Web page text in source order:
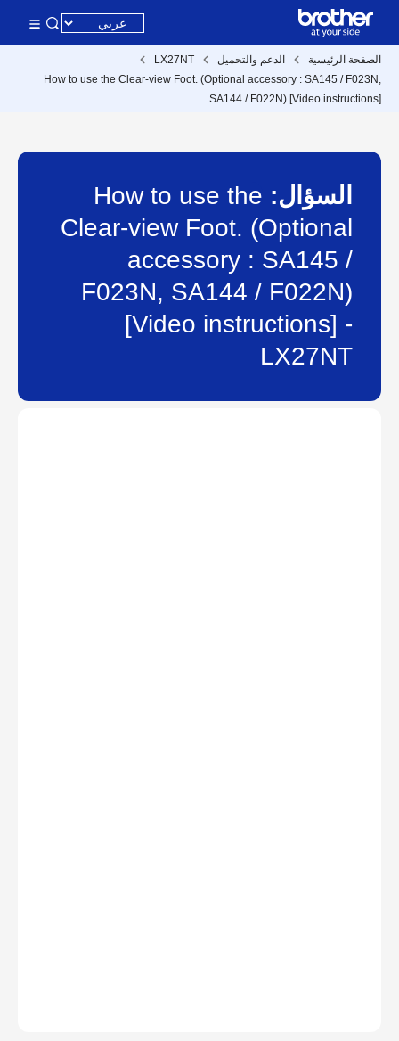
الصفحة الرئيسية الدعم والتحميل
LX27NT
How to use the Clear-view Foot. (Optional accessory : SA145 / F023N,
SA144 / F022N) [Video instructions]
السؤال:
How to use the
Clear-view Foot. (Optional
accessory : SA145 /
F023N, SA144 / F022N)
[Video instructions] -
LX27NT